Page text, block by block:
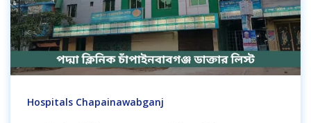
Hospitals Chapainawabganj